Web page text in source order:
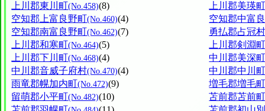
上川郡東川町(No.458)(8)
上川郡美瑛
空知郡上富良野町(No.460)(4)
空知郡中富
空知郡南富良野町(No.462)(7)
勇払郡占冠
上川郡和寒町(No.464)(5)
上川郡剣淵
上川郡下川町(No.468)(4)
中川郡美深
中川郡音威子府村(No.470)(4)
中川郡中川
雨竜郡幌加内町(No.472)(9)
増毛郡増毛
留萌郡小平町(No.482)(10)
苫前郡苫前